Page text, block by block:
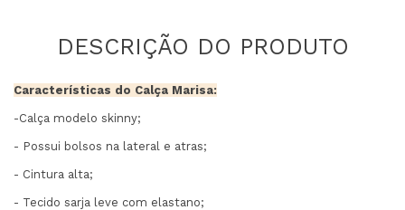
Características do Calça Marisa:
-Calça modelo skinny;
- Possui bolsos na lateral e atras;
- Cintura alta;
- Tecido sarja leve com elastano;